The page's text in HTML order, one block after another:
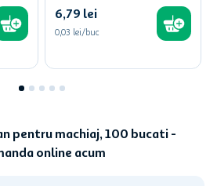
6,79 lei
0,03 lei/buc
pentru machiaj, 100 bucati -
online acum